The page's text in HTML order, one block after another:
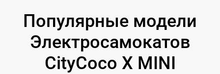
Популярные модели
Электросамокатов
CityCoco X MINI